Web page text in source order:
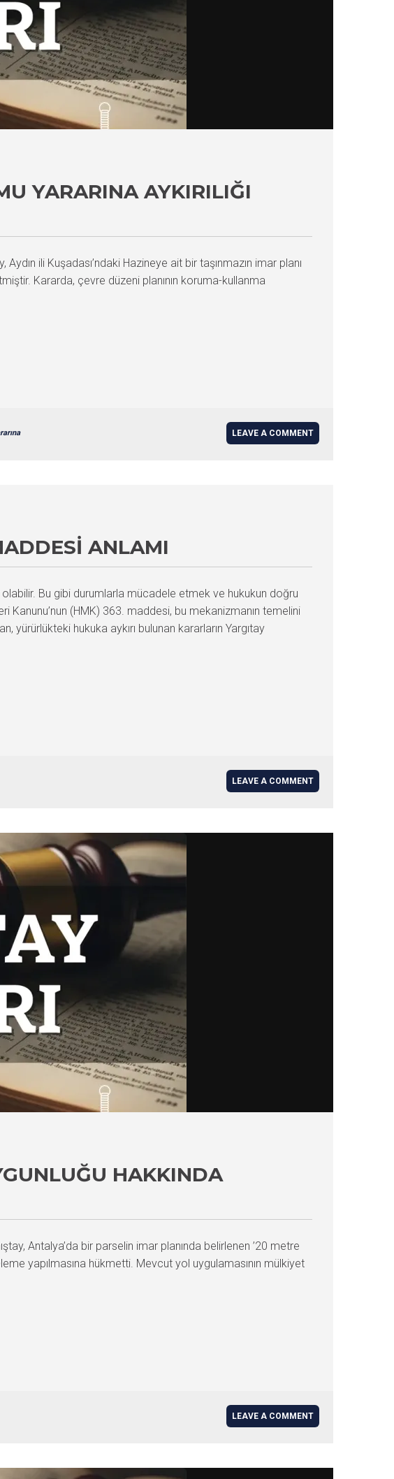
YARARINA AYKIRILIĞI
Aydın ili Kuşadası’ndaki Hazineye ait bir taşınmazın imar planı
Kararda, çevre düzeni planının koruma-kullanma
LEAVE A COMMENT
ANLAMI
Bu gibi durumlarla mücadele etmek ve hukukun doğru
Kanunu’nun (HMK) 363. maddesi, bu mekanizmanın temelini
yürürlükteki hukuka aykırı bulunan kararların Yargıtay
LEAVE A COMMENT
HAKKINDA
Antalya’da bir parselin imar planında belirlenen ’20 metre
yapılmasına hükmetti. Mevcut yol uygulamasının mülkiyet
LEAVE A COMMENT